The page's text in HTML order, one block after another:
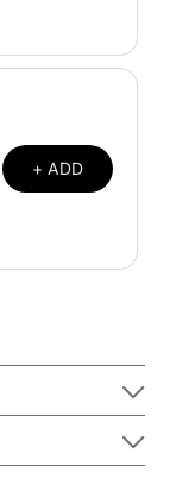
+ ADD
Roll-On
mannen. Het